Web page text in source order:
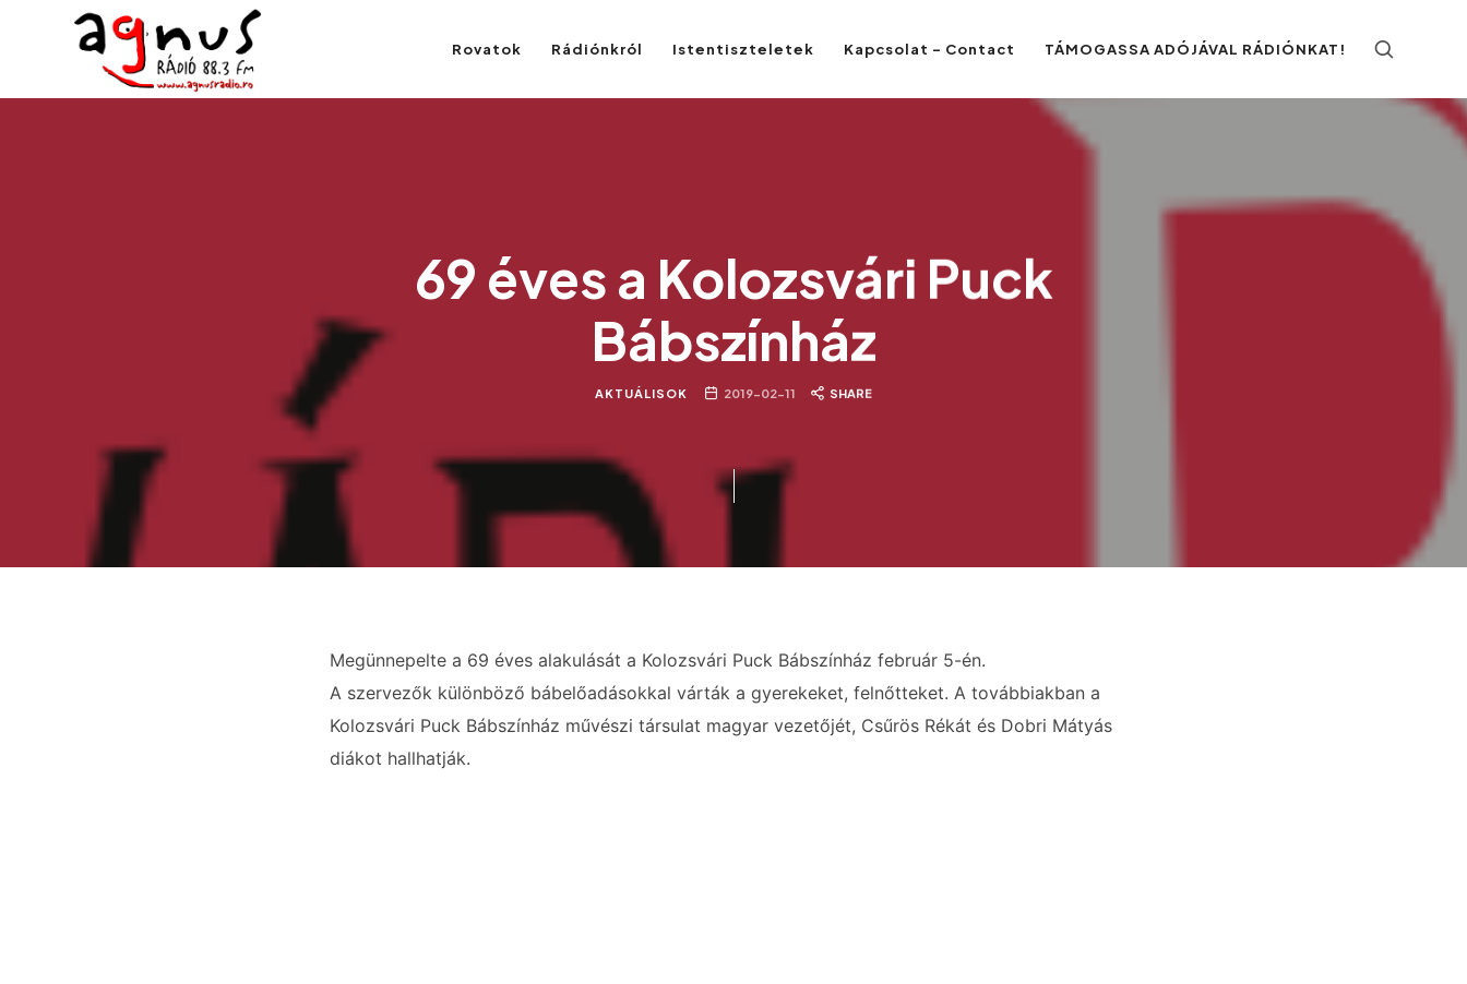
Agnus Rádió Rovatok Rádiónkról Istentiszteletek Kapcsolat – Contact TÁMOGASSA ADÓJÁVAL RÁDIÓNKAT!
69 éves a Kolozsvári Puck
Bábszínház
AKTUÁLISOK 2019-02-11 SHARE
Megünnepelte a 69 éves alakulását a Kolozsvári Puck Bábszínház február 5-én.
A szervezők különböző bábelőadásokkal várták a gyerekeket, felnőtteket. A továbbiakban a
Kolozsvári Puck Bábszínház művészi társulat magyar vezetőjét, Csűrös Rékát és Dobri Mátyás
diákot hallhatják.